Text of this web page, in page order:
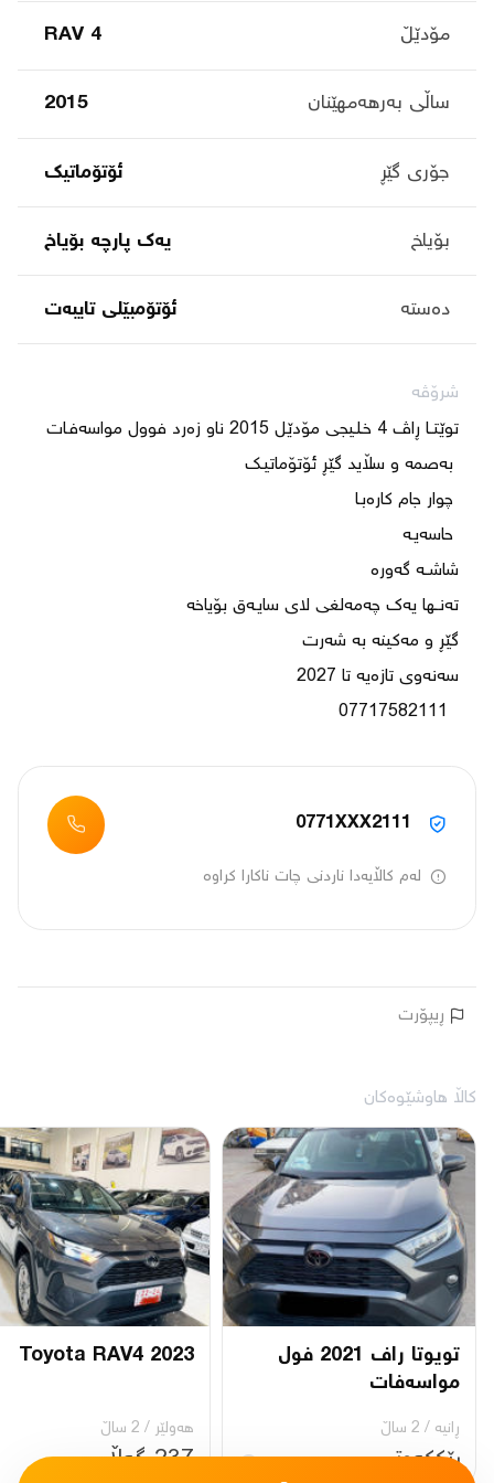
مۆدێڵ RAV 4
ساڵی بەرهەمهێنان 2015
جۆری گێڕ ئۆتۆماتیک
بۆیاخ یەک پارچە بۆیاخ
دەستە ئۆتۆمبێلی تایبه‌ت
شرۆڤە
0771XXX2111
لەم کاڵایەدا ناردنی چات ناکارا کراوە
ڕیپۆرت
کاڵا هاوشێوەکان
تویوتا راف 2021 فول
مواسەفات
ڕانیه‌ / 2 ساڵ
ڕێککەوتن
Toyota RAV4 2023
هەولێر / 2 ساڵ
237 گەڵا